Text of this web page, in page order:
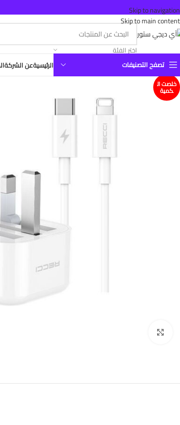
Skip to navigation
Skip to main content
اختر الفئة
تصفح التصنيفات
الرئيسيةعن الشركة
خلصت ال
كمية